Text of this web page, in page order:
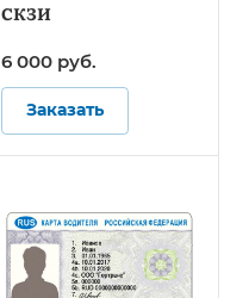
СКЗИ
6 000 руб.
Заказать